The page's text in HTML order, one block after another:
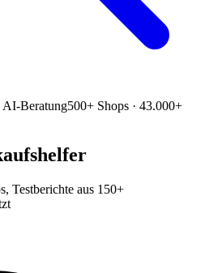
AI-Beratung500+ Shops · 43.000+
Testberichte aus 150+